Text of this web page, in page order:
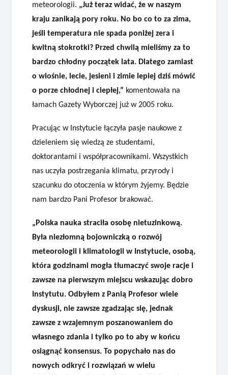
meteorologii. „Już teraz widać, że w naszym
kraju zanikają pory roku. No bo co to za zima,
jeśli temperatura nie spada poniżej zera i
kwitną stokrotki? Przed chwilą mieliśmy za to
bardzo chłodny początek lata. Dlatego zamiast
o wiośnie, lecie, jesieni i zimie lepiej dziś mówić
o porze chłodnej i ciepłej,” komentowała na
łamach Gazety Wyborczej już w 2005 roku.
Pracując w Instytucie łączyła pasje naukowe z
dzieleniem się wiedzą ze studentami,
doktorantami i współpracownikami. Wszystkich
nas uczyła postrzegania klimatu, przyrody i
szacunku do otoczenia w którym żyjemy. Będzie
nam bardzo Pani Profesor brakować.
„Polska nauka straciła osobę nietuzinkową.
Była niezłomną bojowniczką o rozwój
meteorologii i klimatologii w Instytucie, osobą,
która godzinami mogła tłumaczyć swoje racje i
zawsze na pierwszym miejscu wskazując dobro
Instytutu. Odbyłem z Panią Profesor wiele
dyskusji, nie zawsze zgadzając się, jednak
zawsze z wzajemnym poszanowaniem do
własnego zdania i tylko po to aby w końcu
osiągnąć konsensus. To popychało nas do
nowych odkryć i rozwiązań w wielu